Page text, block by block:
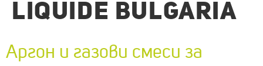
LIQUIDE BULGARIA
Аргон и газови смеси за